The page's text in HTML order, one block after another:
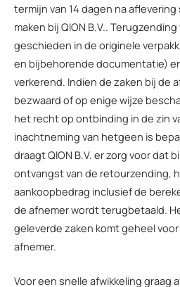
termijn van 14 dagen na
maken bij QION B.V..
geschieden in de originele
en bijbehorende documentatie)
verkerend. Indien de zaken bij de
bezwaard of op enige wijze
het recht op ontbinding in de zin
inachtneming van hetgeen is
draagt QION B.V. er zorg voor dat
ontvangst van de retourzending,
aankoopbedrag inclusief de
de afnemer wordt terugbetaald.
geleverde zaken komt geheel
afnemer.
Voor een snelle afwikkeling graag